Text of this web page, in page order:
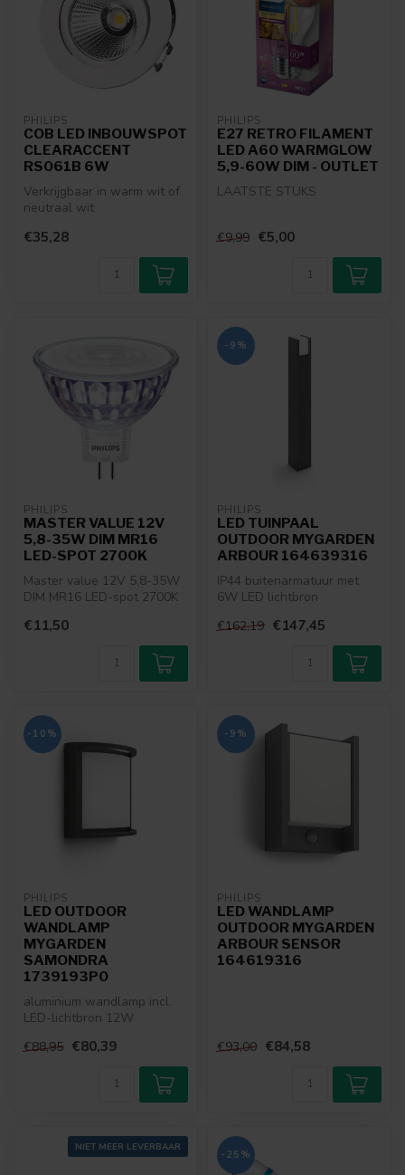
PHILIPS
COB LED INBOUWSPOT
CLEARACCENT
RS061B 6W
Verkrijgbaar in warm wit of
neutraal wit
€35,28
PHILIPS
E27 RETRO FILAMENT
LED A60 WARMGLOW
5,9-60W DIM - OUTLET
LAATSTE STUKS
€9,99 €5,00
PHILIPS
MASTER VALUE 12V
5,8-35W DIM MR16
LED-SPOT 2700K
Master value 12V 5,8-35W
DIM MR16 LED-spot 2700K
€11,50
-9%
PHILIPS
LED TUINPAAL
OUTDOOR MYGARDEN
ARBOUR 164639316
IP44 buitenarmatuur met
6W LED lichtbron
€162,19 €147,45
-10%
PHILIPS
LED OUTDOOR
WANDLAMP
MYGARDEN
SAMONDRA
1739193P0
aluminium wandlamp incl.
LED-lichtbron 12W
€88,95 €80,39
-9%
PHILIPS
LED WANDLAMP
OUTDOOR MYGARDEN
ARBOUR SENSOR
164619316
€93,00 €84,58
NIET MEER LEVERBAAR
-25%